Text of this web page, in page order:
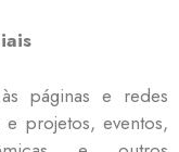
páginas e redes
projetos, eventos,